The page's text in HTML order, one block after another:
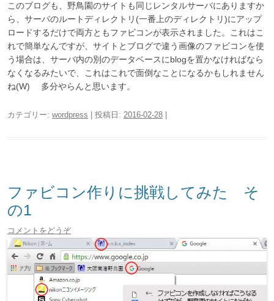
このブログも、野鳥園のサイトも同じレンタルサーバにありますか
ら、サーバのルートディレクトリ(一番上のディレクトリ)にアップ
ロードするだけで両方ともファビコンが表示されました。これはこ
れで簡単なんですが、サイトとブログで違う画像のファビコンを使
う場合は、サーバ内の別のデータベースにblogを置かなければなら
なくなるみたいで、これはこれで面倒なことになるかもしれません
ね(W) 多分やらんと思います。
カテゴリー: wordpress | 投稿日: 2016-02-28
ファビコン作りに挑戦してみた そ
の1
コメントをどうぞ